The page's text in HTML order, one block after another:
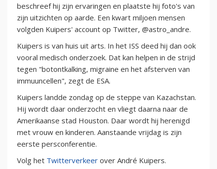
beschreef hij zijn ervaringen en plaatste hij foto's van
zijn uitzichten op aarde. Een kwart miljoen mensen
volgden Kuipers' account op Twitter, @astro_andre.
Kuipers is van huis uit arts. In het ISS deed hij dan ook
vooral medisch onderzoek. Dat kan helpen in de strijd
tegen "botontkalking, migraine en het afsterven van
immuuncellen", zegt de ESA.
Kuipers landde zondag op de steppe van Kazachstan.
Hij wordt daar onderzocht en vliegt daarna naar de
Amerikaanse stad Houston. Daar wordt hij herenigd
met vrouw en kinderen. Aanstaande vrijdag is zijn
eerste persconferentie.
Volg het Twitterverkeer over André Kuipers.